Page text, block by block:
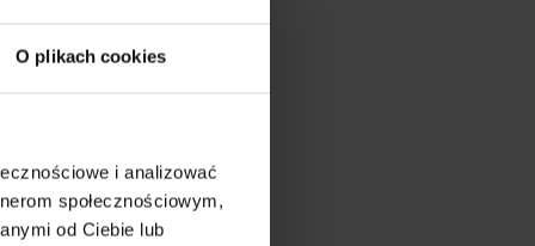
O plikach cookies
i analizować
społecznościowym,
od Ciebie lub